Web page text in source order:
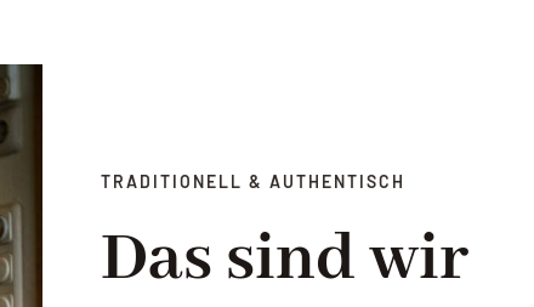
TRADITIONELL & AUTHENTISCH
Das sind wir